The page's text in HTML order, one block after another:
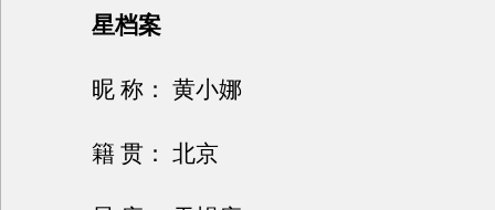
星档案
昵 称： 黄小娜
籍 贯： 北京